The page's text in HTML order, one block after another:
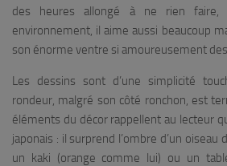
des heures allongé à ne rien faire,
environnement, il aime aussi beaucoup
son énorme ventre si amoureusement
Les dessins sont d’une simplicité
rondeur, malgré son côté ronchon, est
éléments du décor rappellent au lecteur
japonais : il surprend l’ombre d’un oiseau
un kaki (orange comme lui) ou un